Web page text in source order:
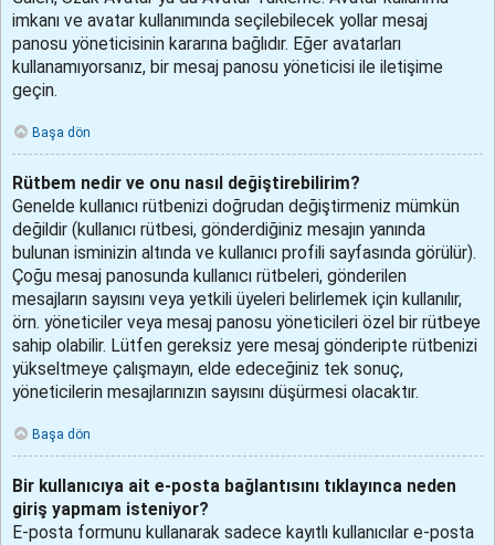
imkanı ve avatar kullanımında seçilebilecek yollar mesaj
panosu yöneticisinin kararına bağlıdır. Eğer avatarları
kullanamıyorsanız, bir mesaj panosu yöneticisi ile iletişime
geçin.
Başa dön
Rütbem nedir ve onu nasıl değiştirebilirim?
Genelde kullanıcı rütbenizi doğrudan değiştirmeniz mümkün
değildir (kullanıcı rütbesi, gönderdiğiniz mesajın yanında
bulunan isminizin altında ve kullanıcı profili sayfasında görülür).
Çoğu mesaj panosunda kullanıcı rütbeleri, gönderilen
mesajların sayısını veya yetkili üyeleri belirlemek için kullanılır,
örn. yöneticiler veya mesaj panosu yöneticileri özel bir rütbeye
sahip olabilir. Lütfen gereksiz yere mesaj gönderipte rütbenizi
yükseltmeye çalışmayın, elde edeceğiniz tek sonuç,
yöneticilerin mesajlarınızın sayısını düşürmesi olacaktır.
Başa dön
Bir kullanıcıya ait e-posta bağlantısını tıklayınca neden
giriş yapmam isteniyor?
E-posta formunu kullanarak sadece kayıtlı kullanıcılar e-posta